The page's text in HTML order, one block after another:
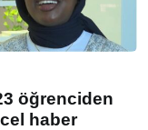
öğrenciden
haber